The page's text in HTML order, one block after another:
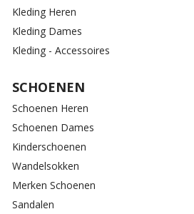
Kleding Heren
Kleding Dames
Kleding - Accessoires
SCHOENEN
Schoenen Heren
Schoenen Dames
Kinderschoenen
Wandelsokken
Merken Schoenen
Sandalen